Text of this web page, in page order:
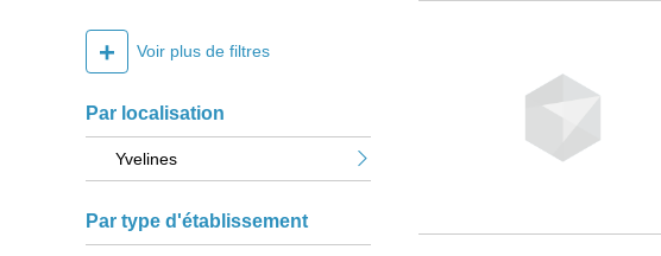
+ Voir plus de filtres
Par localisation
Yvelines
Par type d'établissement